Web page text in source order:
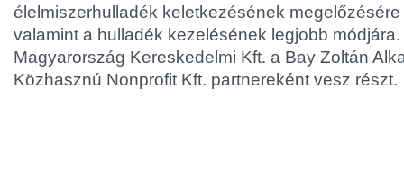
élelmiszerhulladék keletkezésének
valamint a hulladék kezelésének legjobb
Magyarország Kereskedelmi Kft. a Bay Zoltán
Közhasznú Nonprofit Kft. partnereként vesz részt.